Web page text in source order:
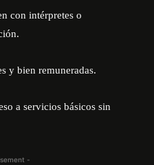
con intérpretes o
y bien remuneradas.
a servicios básicos sin
-